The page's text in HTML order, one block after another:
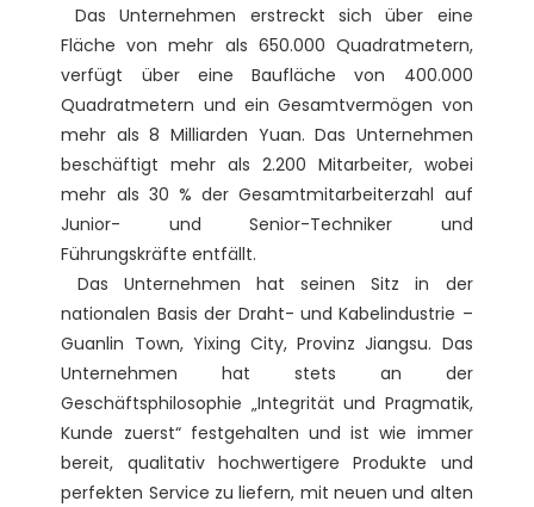
Fläche von mehr als 650.000 Quadratmetern,
verfügt über eine Baufläche von 400.000
Quadratmetern und ein Gesamtvermögen von
mehr als 8 Milliarden Yuan. Das Unternehmen
beschäftigt mehr als 2.200 Mitarbeiter, wobei
mehr als 30 % der Gesamtmitarbeiterzahl auf
Junior- und Senior-Techniker und
Führungskräfte entfällt.
nationalen Basis der Draht- und Kabelindustrie –
Guanlin Town, Yixing City, Provinz Jiangsu. Das
Unternehmen hat stets an der
Geschäftsphilosophie „Integrität und Pragmatik,
Kunde zuerst“ festgehalten und ist wie immer
bereit, qualitativ hochwertigere Produkte und
perfekten Service zu liefern, mit neuen und alten